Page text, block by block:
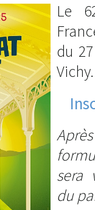
Le
du
Vichy.
sera
du